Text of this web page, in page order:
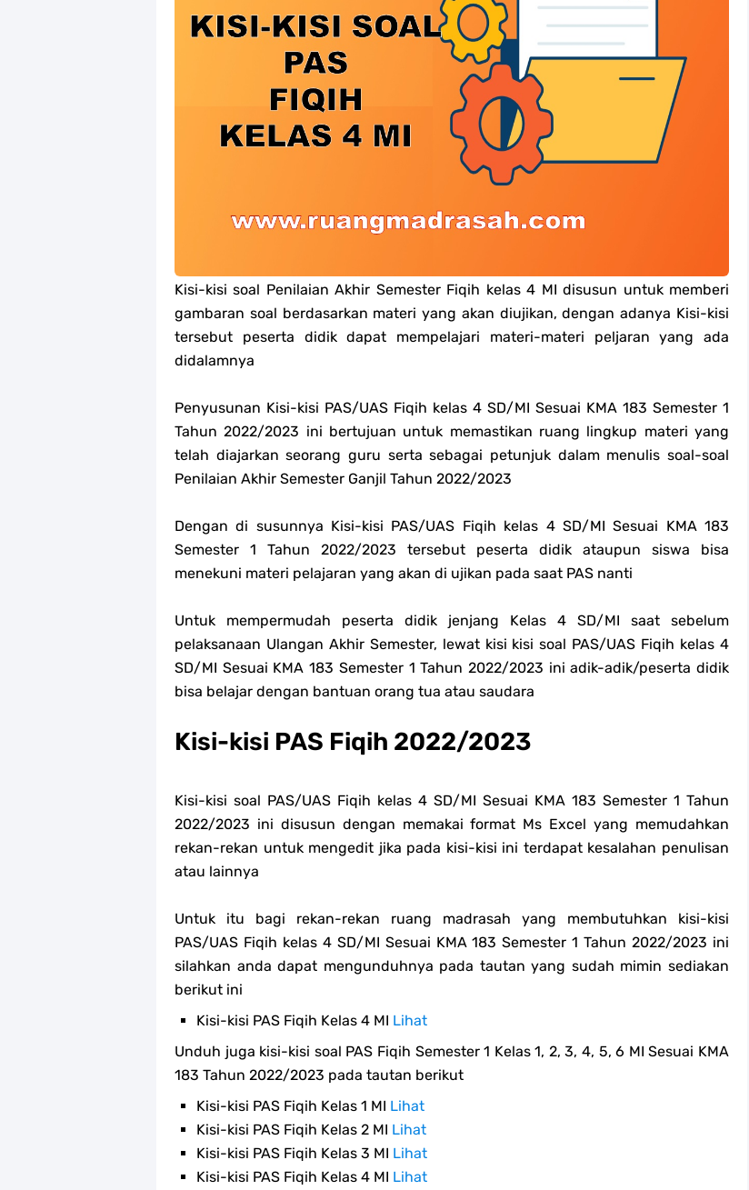
Jawaban Tugas Mandiri Dan Tugas Refleksi Modul Pedagogik SKI PPG 2025
Jawaban Tugas Mandiri Dan Tugas Refleksi Modul Pedagogik Fiqih PPG 2025
Jawaban Tugas Mandiri Dan Tugas Refleksi Modul Pedagogik Akidah Akhlak PPG 2025
Jawaban Tugas Mandiri Dan Tugas Refleksi Modul Pedagogik Al-Qur'an Hadis PPG 2025
Soal OMI Geografi Terintegrasi Jenjang MA
Soal OMI KIMIA Terintegrasi Jenjang MA
Unduh Buku Teks Utama (BTU) Mapel Akidah Akhlak Jenang MI, MTs Dan MA Tahun 2026
Kisi-kisi soal Penilaian Akhir Semester Fiqih kelas 4 MI disusun untuk memberi
gambaran soal berdasarkan materi yang akan diujikan, dengan adanya Kisi-kisi
tersebut peserta didik dapat mempelajari materi-materi peljaran yang ada
didalamnya
Penyusunan Kisi-kisi PAS/UAS Fiqih kelas 4 SD/MI Sesuai KMA 183 Semester 1
Tahun 2022/2023 ini bertujuan untuk memastikan ruang lingkup materi yang
telah diajarkan seorang guru serta sebagai petunjuk dalam menulis soal-soal
Penilaian Akhir Semester Ganjil Tahun 2022/2023
Dengan di susunnya Kisi-kisi PAS/UAS Fiqih kelas 4 SD/MI Sesuai KMA 183
Semester 1 Tahun 2022/2023 tersebut peserta didik ataupun siswa bisa
menekuni materi pelajaran yang akan di ujikan pada saat PAS nanti
Untuk mempermudah peserta didik jenjang Kelas 4 SD/MI saat sebelum
pelaksanaan Ulangan Akhir Semester, lewat kisi kisi soal PAS/UAS Fiqih kelas 4
SD/MI Sesuai KMA 183 Semester 1 Tahun 2022/2023 ini adik-adik/peserta didik
bisa belajar dengan bantuan orang tua atau saudara
Kisi-kisi PAS Fiqih 2022/2023
Kisi-kisi soal PAS/UAS Fiqih kelas 4 SD/MI Sesuai KMA 183 Semester 1 Tahun
2022/2023 ini disusun dengan memakai format Ms Excel yang memudahkan
rekan-rekan untuk mengedit jika pada kisi-kisi ini terdapat kesalahan penulisan
atau lainnya
Untuk itu bagi rekan-rekan ruang madrasah yang membutuhkan kisi-kisi
PAS/UAS Fiqih kelas 4 SD/MI Sesuai KMA 183 Semester 1 Tahun 2022/2023 ini
silahkan anda dapat mengunduhnya pada tautan yang sudah mimin sediakan
berikut ini
Kisi-kisi PAS Fiqih Kelas 4 MI Lihat
Unduh juga kisi-kisi soal PAS Fiqih Semester 1 Kelas 1, 2, 3, 4, 5, 6 MI Sesuai KMA
183 Tahun 2022/2023 pada tautan berikut
Kisi-kisi PAS Fiqih Kelas 1 MI Lihat
Kisi-kisi PAS Fiqih Kelas 2 MI Lihat
Kisi-kisi PAS Fiqih Kelas 3 MI Lihat
Kisi-kisi PAS Fiqih Kelas 4 MI Lihat